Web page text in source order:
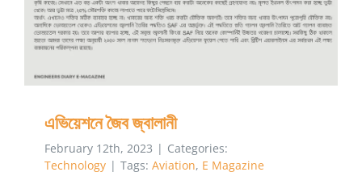
এভিয়েশনে জৈব জ্বালানী
February 12th, 2023 | Categories:
Technology | Tags: Aviation, E Magazine